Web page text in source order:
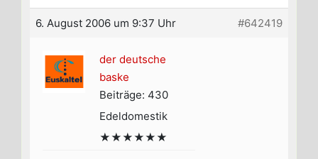
6. August 2006 um 9:37 Uhr #642419
der deutsche
baske
Beiträge: 430
Edeldomestik
★★★★★★